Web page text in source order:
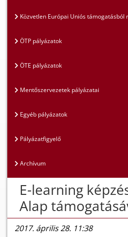
Közvetlen Európai Uniós támogatásból
ÖTP pályázatok
ÖTE pályázatok
Mentőszervezetek pályázatai
Egyéb pályázatok
Pályázatfigyelő
Archívum
E-learning
Alap
2017. április 28. 11:38